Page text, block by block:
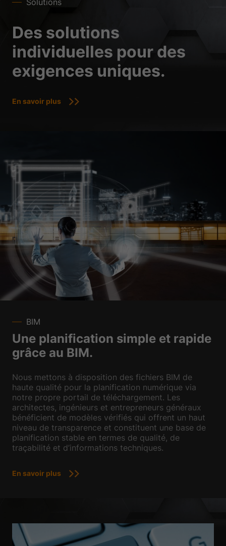
Des solutions
individuelles pour des
exigences uniques.
En savoir plus
BIM
Une planification simple et rapide
grâce au BIM.
Nous mettons à disposition des fichiers BIM de
haute qualité pour la planification numérique via
notre propre portail de téléchargement. Les
architectes, ingénieurs et entrepreneurs généraux
bénéficient de modèles vérifiés qui offrent un haut
niveau de transparence et constituent une base de
planification stable en termes de qualité, de
traçabilité et d’informations techniques.
En savoir plus